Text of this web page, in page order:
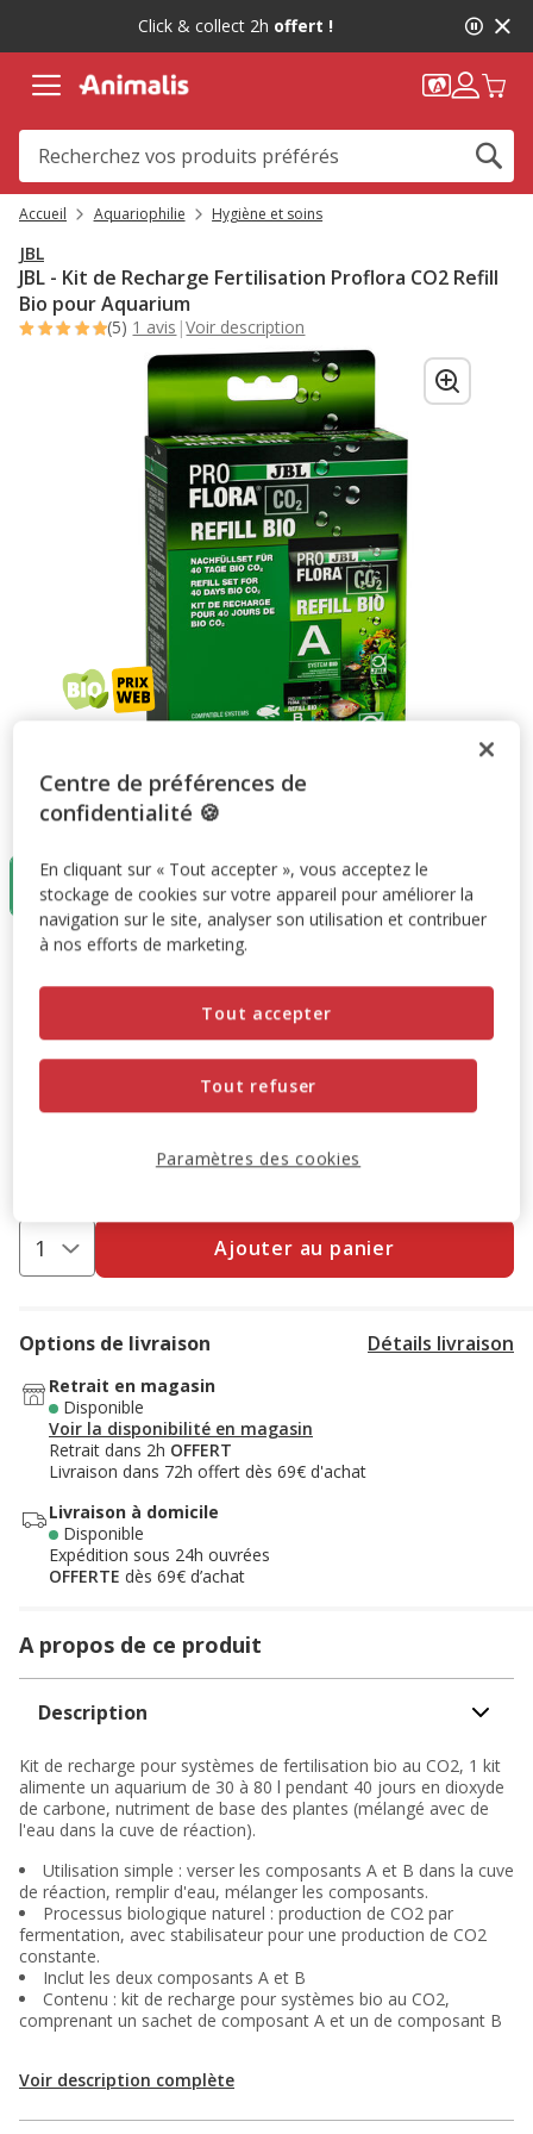
message,
Click & collect 2h offert !
Accueil Aquariophilie Hygiène et soins
JBL
JBL - Kit de Recharge Fertilisation Proflora CO2 Refill
Bio pour Aquarium
(5) 1 avis |Voir description
Taille:1 unité
1 unité
8.29€
Promotion disponible
-10% sur votre première commande* avec votre Carte
Animalis. Offre non cumulable aux autres promotions en
WELCOME10 Copier
Prix 8.29€
8.29€
Ajouter au panier
Options de livraison Détails livraison
Retrait en magasin
Disponible
Voir la disponibilité en magasin
Retrait dans 2h OFFERT
Livraison dans 72h offert dès 69€ d'achat
Livraison à domicile
Disponible
Expédition sous 24h ouvrées
OFFERTE dès 69€ d’achat
A propos de ce produit
Description
Kit de recharge pour systèmes de fertilisation bio au CO2, 1 kit
alimente un aquarium de 30 à 80 l pendant 40 jours en dioxyde
de carbone, nutriment de base des plantes (mélangé avec de
l'eau dans la cuve de réaction).
Utilisation simple : verser les composants A et B dans la cuve
de réaction, remplir d'eau, mélanger les composants.
Processus biologique naturel : production de CO2 par
fermentation, avec stabilisateur pour une production de CO2
constante.
Inclut les deux composants A et B
Contenu : kit de recharge pour systèmes bio au CO2,
comprenant un sachet de composant A et un de composant B
Voir description complète
Centre de préférences de
confidentialité 🍪
En cliquant sur « Tout accepter », vous acceptez le
stockage de cookies sur votre appareil pour améliorer la
navigation sur le site, analyser son utilisation et contribuer
à nos efforts de marketing.
Tout refuser
Tout accepter
Paramètres des cookies